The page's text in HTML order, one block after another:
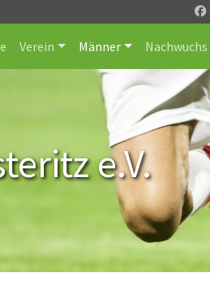
Verein Männer Nachwuchs
e.V.